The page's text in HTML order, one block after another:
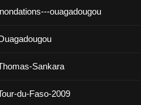
ouagadougou
Sankara
du-Faso-2009